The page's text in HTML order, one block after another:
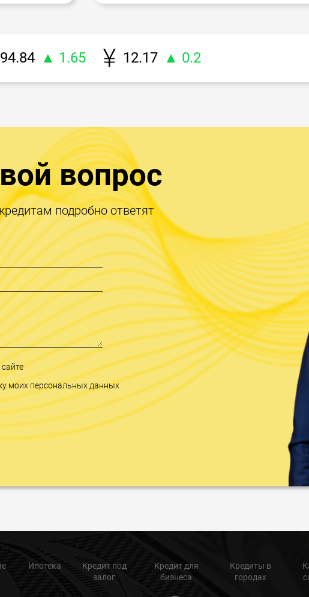
94.84 ▲ 1.65 12.17 ▲ 0.2
вопрос
подробно ответят
моих персональных данных
Ипотека
Кредит под
залог
Кредит для
бизнеса
Кредиты в
городах